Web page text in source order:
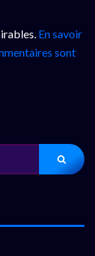
En savoir
sont